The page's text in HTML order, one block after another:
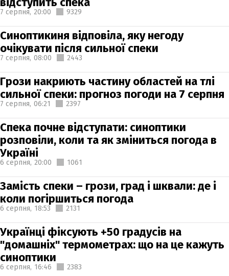
7 серпня, 20:00 9329
Синоптикиня відповіла, яку негоду
очікувати після сильної спеки
7 серпня, 08:00 2443
Грози накриють частину областей на тлі
сильної спеки: прогноз погоди на 7 серпня
7 серпня, 06:21 2397
Спека почне відступати: синоптики
розповіли, коли та як зміниться погода в
Україні
6 серпня, 20:00 1061
Замість спеки – грози, град і шквали: де і
коли погіршиться погода
6 серпня, 18:53 2131
Українці фіксують +50 градусів на
"домашніх" термометрах: що на це кажуть
синоптики
6 серпня, 16:46 2383